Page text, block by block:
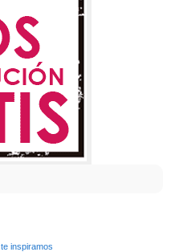
te inspiramos